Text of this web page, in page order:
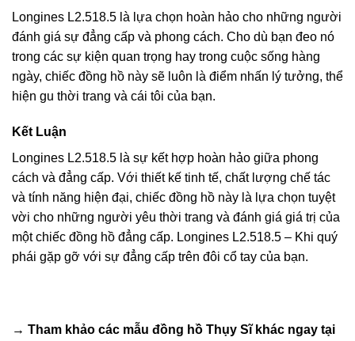
Longines L2.518.5 là lựa chọn hoàn hảo cho những người
đánh giá sự đẳng cấp và phong cách. Cho dù bạn đeo nó
trong các sự kiện quan trọng hay trong cuộc sống hàng
ngày, chiếc đồng hồ này sẽ luôn là điểm nhấn lý tưởng, thể
hiện gu thời trang và cái tôi của bạn.
Kết Luận
Longines L2.518.5 là sự kết hợp hoàn hảo giữa phong
cách và đẳng cấp. Với thiết kế tinh tế, chất lượng chế tác
và tính năng hiện đại, chiếc đồng hồ này là lựa chọn tuyệt
vời cho những người yêu thời trang và đánh giá giá trị của
một chiếc đồng hồ đẳng cấp. Longines L2.518.5 – Khi quý
phái gặp gỡ với sự đẳng cấp trên đôi cổ tay của bạn.
→ Tham khảo các mẫu đồng hồ Thụy Sĩkhác ngay tại